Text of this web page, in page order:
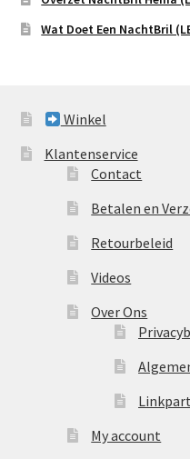
Wat Doet Een NachtBril
Winkel
Klantenservice
Contact
Betalen en
Retourbeleid
Videos
Over Ons
My account